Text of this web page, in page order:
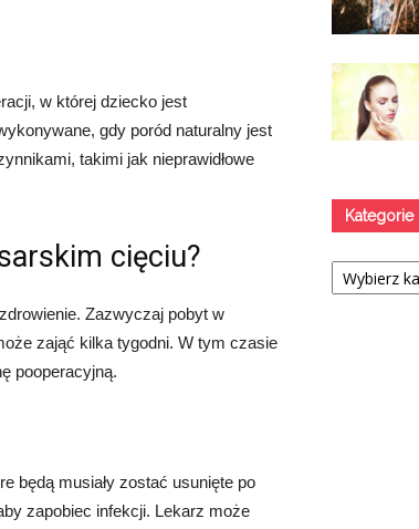
w której dziecko jest
gdy poród naturalny jest
takimi jak nieprawidłowe
cięciu?
Zazwyczaj pobyt w
zająć kilka tygodni. W tym czasie
pooperacyjną.
będą musiały zostać usunięte po
zapobiec infekcji. Lekarz może
Kategorie
Kategorie